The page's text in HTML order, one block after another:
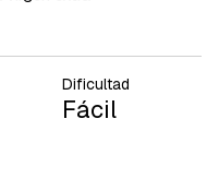
Dificultad
Fácil